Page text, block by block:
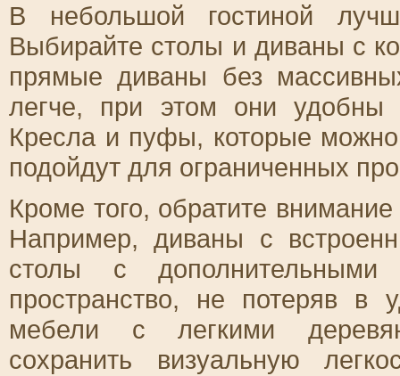
В небольшой гостиной
Выбирайте столы и диваны с
прямые диваны без
легче, при этом они удобны
Кресла и пуфы, которые
подойдут для ограниченных
Кроме того, обратите
Например, диваны с
столы с дополнительными
пространство, не потеряв в
мебели с легкими
сохранить визуальную